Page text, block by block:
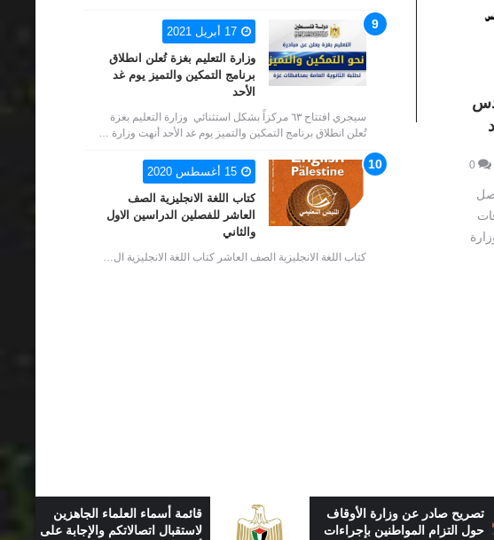
0
17 أبريل 2021
وزارة التعليم بغزة تُعلن انطلاق
برنامج التمكين والتميز يوم غد
الأحد
سيجري افتتاح ٦٣ مركزاً بشكل استثنائي وزارة التعليم بغزة
تُعلن انطلاق برنامج التمكين والتميز يوم غد الأحد أنهت وزارة …
15 أغسطس 2020
كتاب اللغة الانجليزية الصف
العاشر للفصلين الدراسين الاول
والثاني
كتاب اللغة الانجليزية الصف العاشر كتاب اللغة الانجليزية ال…
قائمة أسماء العلماء الجاهزين
لاستقبال اتصالاتكم والإجابة على
توجيهات مهمة لجمهورنا الكريم
مع ظل تطورات الحالة الوبائية